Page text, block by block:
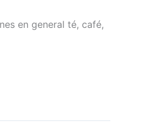
en general té, café,